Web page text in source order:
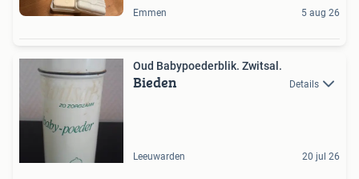
Emmen 5 aug 26
Oud Babypoederblik. Zwitsal.
Bieden Details
Leeuwarden 20 jul 26